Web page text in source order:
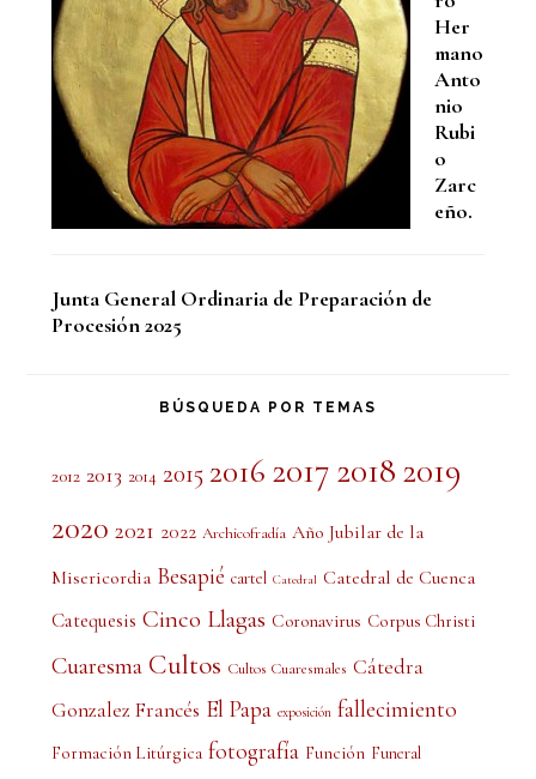
Her
mano
Anto
nio
Rubi
o
Zarc
eño.
Junta General Ordinaria de Preparación de
Procesión 2025
BÚSQUEDA POR TEMAS
2012 2013 2014 2015 2016 2017 2018 2019
2020 2021 2022 Archicofradía Año Jubilar de la
Misericordia Besapié cartel Catedral Catedral de Cuenca
Catequesis Cinco Llagas Coronavirus Corpus Christi
Cuaresma Cultos Cultos Cuaresmales Cátedra
Gonzalez Francés El Papa exposición fallecimiento
Formación Litúrgica fotografía Función Funeral